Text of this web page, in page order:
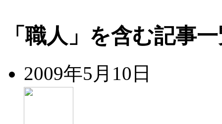
「職人」を含む記事
2009年5月10日